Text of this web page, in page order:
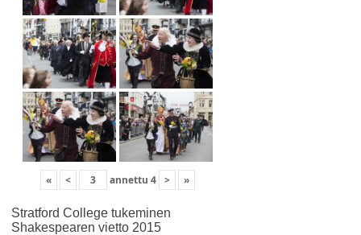
« < annettu 4 > »
Stratford College tukeminen
Shakespearen vietto 2015